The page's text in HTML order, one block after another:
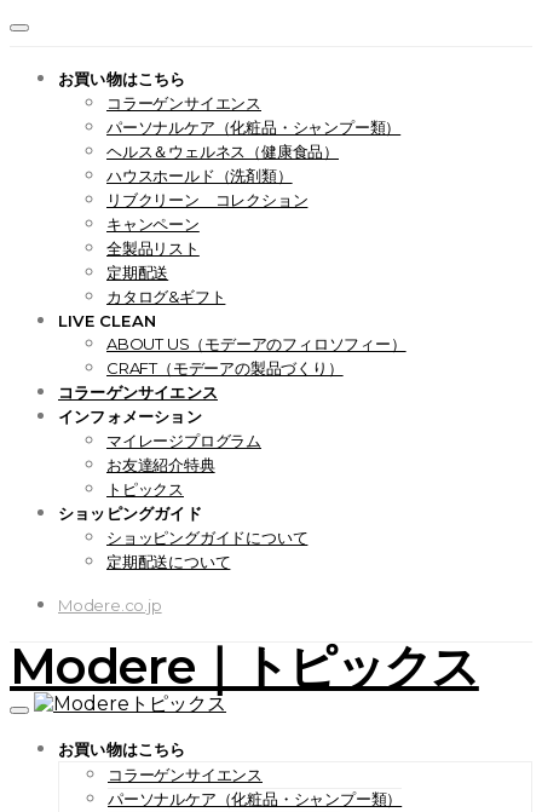
お買い物はこちら
コラーゲンサイエンス
パーソナルケア（化粧品・シャンプー類）
ヘルス＆ウェルネス（健康食品）
ハウスホールド（洗剤類）
リブクリーン コレクション
キャンペーン
全製品リスト
定期配送
カタログ&ギフト
LIVE CLEAN
ABOUT US（モデーアのフィロソフィー）
CRAFT（モデーアの製品づくり）
コラーゲンサイエンス
インフォメーション
マイレージプログラム
お友達紹介特典
トピックス
ショッピングガイド
ショッピングガイドについて
定期配送について
Modere.co.jp
Modere｜トピックス
お買い物はこちら
コラーゲンサイエンス
パーソナルケア（化粧品・シャンプー類）